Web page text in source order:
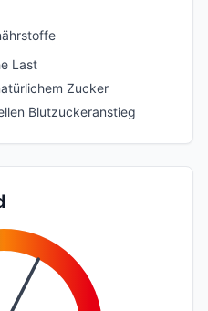
Last
Zucker
Blutzuckeranstieg